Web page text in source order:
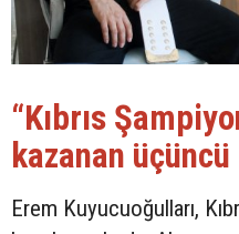
“Kıbrıs
kazanan
Erem Kuyucuoğulları,